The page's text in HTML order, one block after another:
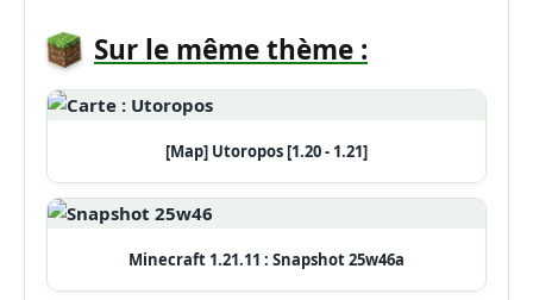
Sur le même thème :
[Map] Utoropos [1.20 - 1.21]
Minecraft 1.21.11 : Snapshot 25w46a